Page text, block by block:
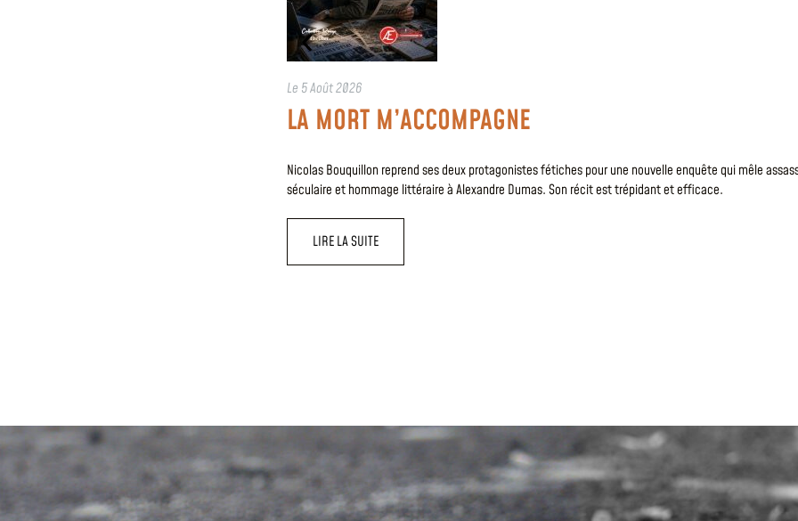
Le 5 Août 2026
LA MORT M’ACCOMPAGNE
Nicolas Bouquillon reprend ses deux protagonistes fétiches pour une nouvelle enquête qui mêle
séculaire et hommage littéraire à Alexandre Dumas. Son récit est trépidant et efficace.
LIRE LA SUITE